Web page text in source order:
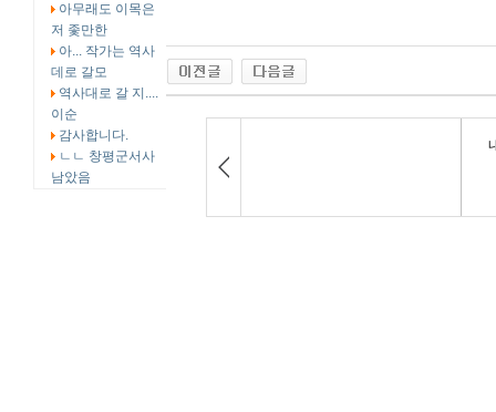
아무래도 이목은
저 좇만한
아... 작가는 역사
데로 갈모
역사대로 갈 지....
이순
감사합니다.
ㄴㄴ 창평군서사
남았음